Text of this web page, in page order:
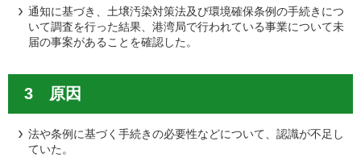
通知に基づき、土壌汚染対策法及び環境確保条例の手続きにつ
いて調査を行った結果、港湾局で行われている事業について未
届の事案があることを確認した。
3 原因
法や条例に基づく手続きの必要性などについて、認識が不足し
ていた。